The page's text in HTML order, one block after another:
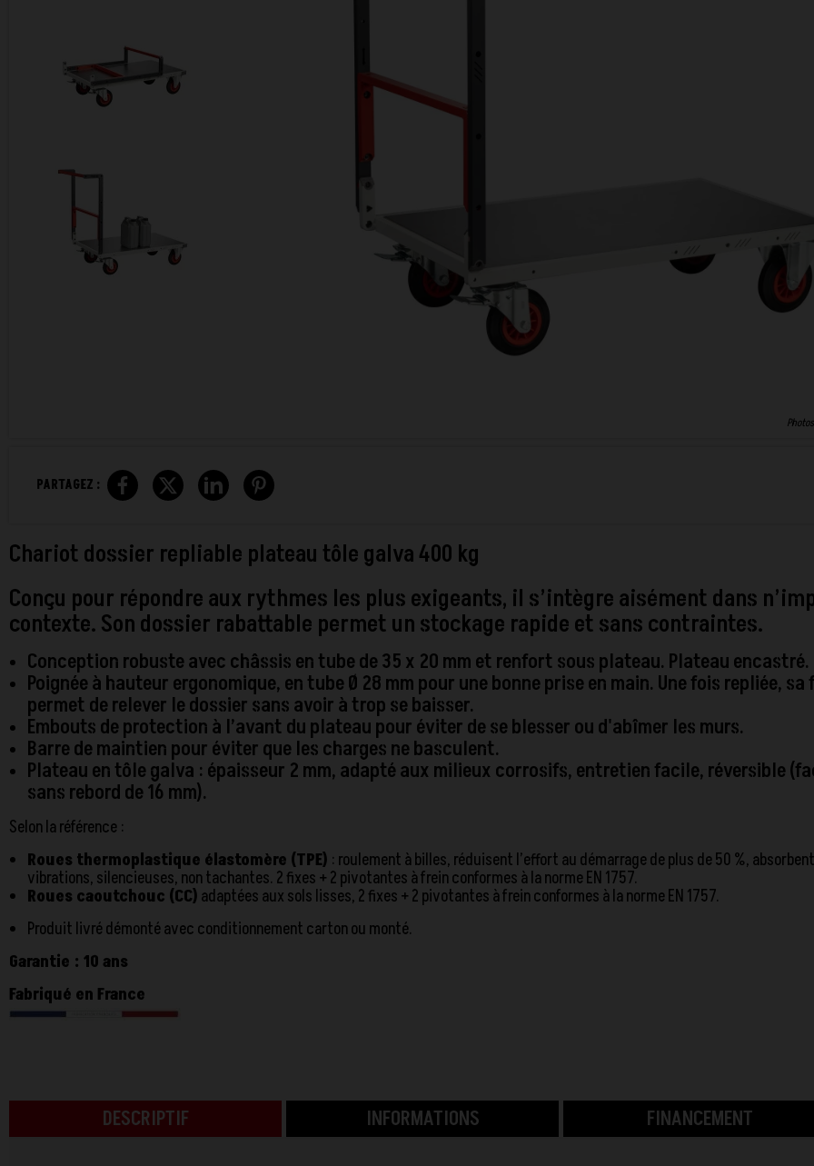
PARTAGEZ :
Chariot dossier repliable plateau tôle galva 400 kg
Conçu pour répondre aux rythmes les plus exigeants, il s’intègre aisément dans
contexte. Son dossier rabattable permet un stockage rapide et sans contraintes.
Conception robuste avec châssis en tube de 35 x 20 mm et renfort sous plateau. Plateau encastré.
Poignée à hauteur ergonomique, en tube Ø 28 mm pour une bonne prise en main. Une fois repliée, sa
permet de relever le dossier sans avoir à trop se baisser.
Embouts de protection à l’avant du plateau pour éviter de se blesser ou d'abîmer les murs.
Barre de maintien pour éviter que les charges ne basculent.
Plateau en tôle galva : épaisseur 2 mm, adapté aux milieux corrosifs, entretien facile, réversible
sans rebord de 16 mm).
Selon la référence :
Roues thermoplastique élastomère (TPE) : roulement à billes, réduisent l’effort au démarrage de plus de 50 %,
vibrations, silencieuses, non tachantes. 2 fixes + 2 pivotantes à frein conformes à la norme EN 1757.
Roues caoutchouc (CC) adaptées aux sols lisses, 2 fixes + 2 pivotantes à frein conformes à la norme EN 1757.
Produit livré démonté avec conditionnement carton ou monté.
Garantie : 10 ans
Fabriqué en France
DESCRIPTIF INFORMATIONS FINANCEMENT